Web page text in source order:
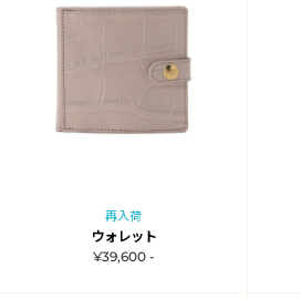
再入荷
ウォレット
¥39,600 -